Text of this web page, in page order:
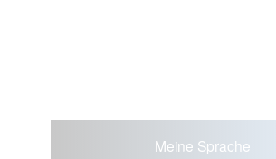
Meine Sprache